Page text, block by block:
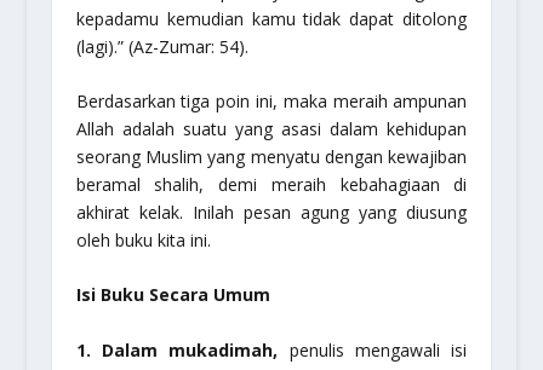
kepadamu kemudian kamu tidak dapat ditolong
(lagi).”(Az-Zumar: 54).
Berdasarkan tiga poin ini, maka meraih ampunan
Allah adalah suatu yang asasi dalam kehidupan
seorang Muslim yang menyatu dengan kewajiban
beramal shalih, demi meraih kebahagiaan di
akhirat kelak. Inilah pesan agung yang diusung
oleh buku kita ini.
Isi Buku Secara Umum
1. Dalam mukadimah, penulis mengawali isi